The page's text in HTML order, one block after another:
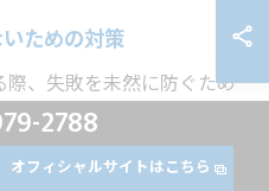
ための対策
、失敗を未然に防ぐため
です。まずは、企業の研
活用し、営業活動の流れや
2788
オフィシャルサイトはこちら